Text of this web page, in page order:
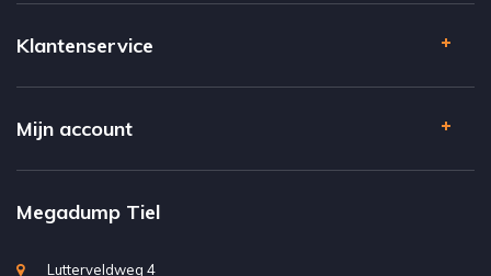
Klantenservice
Mijn account
Megadump Tiel
Lutterveldweg 4